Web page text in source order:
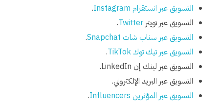
التسويق عبر انستقرام Instagram
.
التسويق عبر تويتر Twitter
.
التسويق عبر سناب شات Snapchat
.
التسويق عبر تيك توك TikTok
.
التسويق عبر لينك إن LinkedIn.
التسويق عبر البريد الإلكتروني.
التسويق عبر المؤثرين Influencers
.